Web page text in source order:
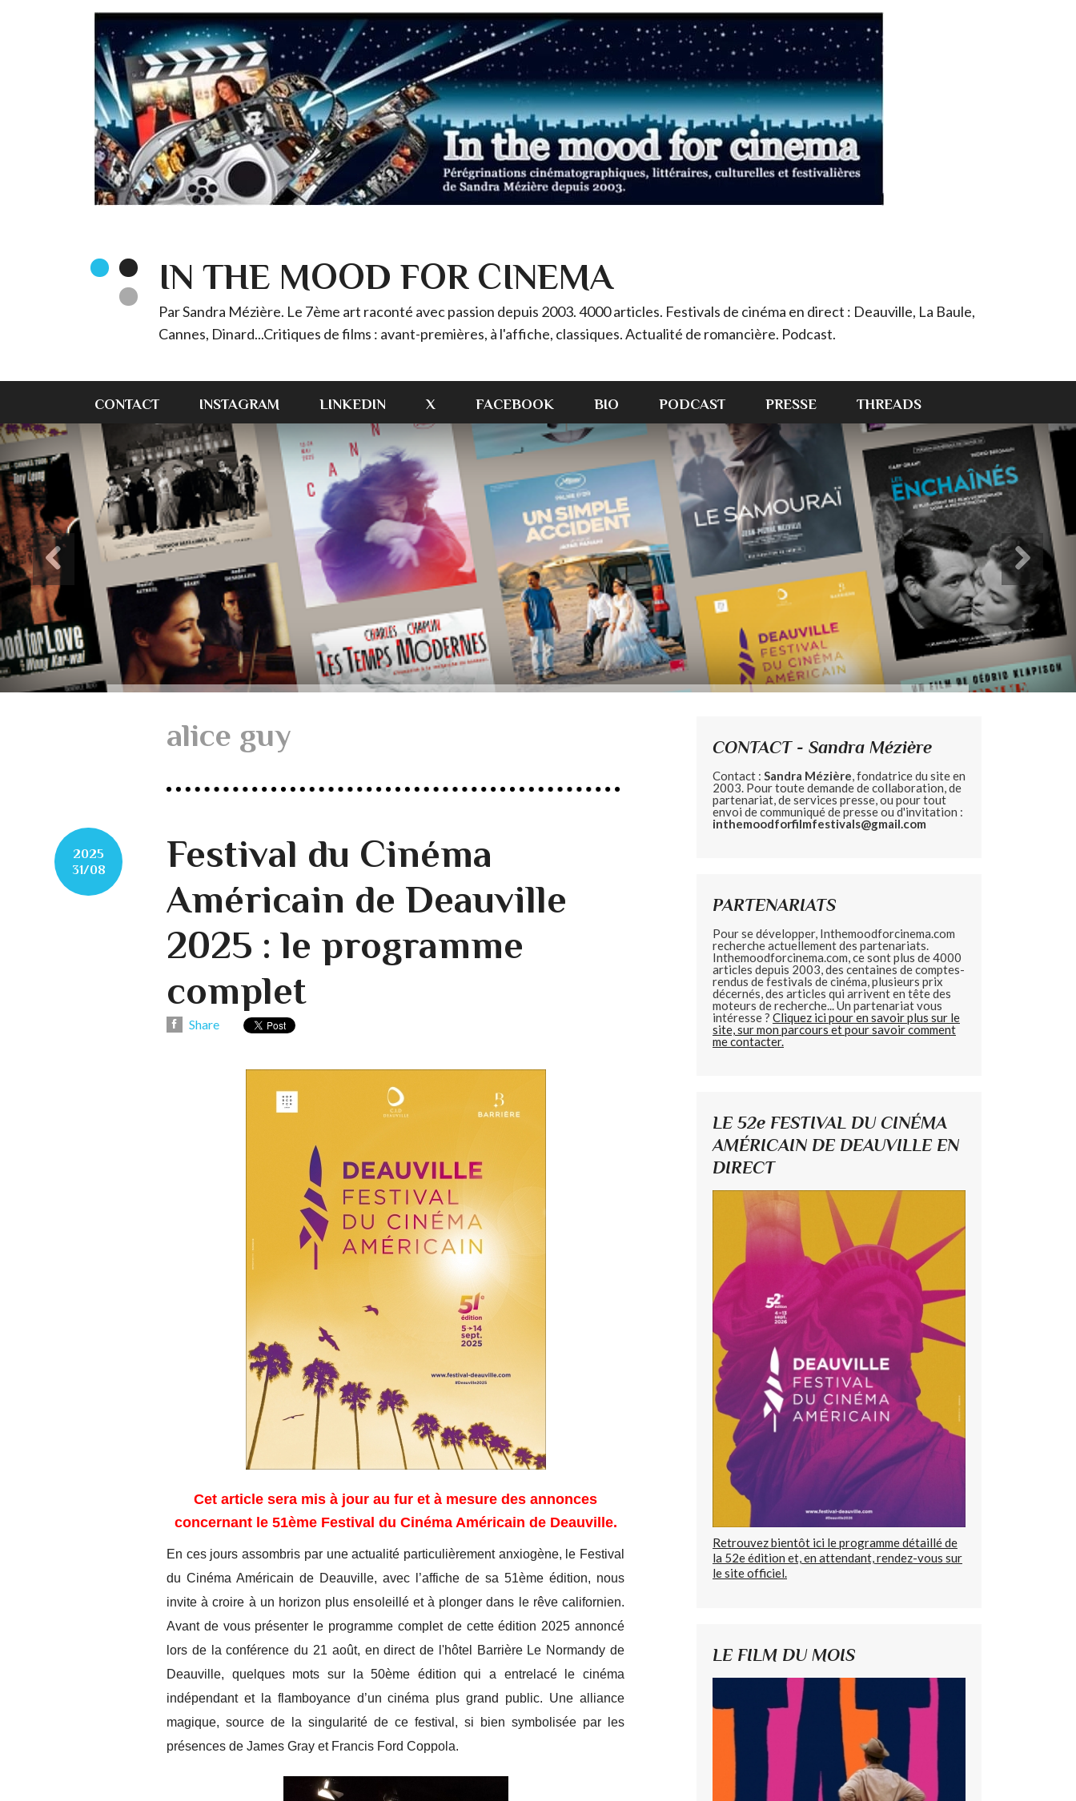
IN THE MOOD FOR CINEMA
Par Sandra Mézière. Le 7ème art raconté avec passion depuis 2003. 4000 articles. Festivals de cinéma en direct : Deauville, La Baule,
Cannes, Dinard...Critiques de films : avant-premières, à l'affiche, classiques. Actualité de romancière. Podcast.
CONTACT INSTAGRAM LINKEDIN X FACEBOOK BIO PODCAST PRESSE THREADS
alice guy
2025
31/08
Festival du Cinéma
Américain de Deauville
2025 : le programme
complet
Share
Cet article sera mis à jour au fur et à mesure des annonces
concernant le 51ème Festival du Cinéma Américain de Deauville.
En ces jours assombris par une actualité particulièrement anxiogène, le Festival
du Cinéma Américain de Deauville, avec l’affiche de sa 51ème édition, nous
invite à croire à un horizon plus ensoleillé et à plonger dans le rêve californien.
Avant de vous présenter le programme complet de cette édition 2025 annoncé
lors de la conférence du 21 août, en direct de l'hôtel Barrière Le Normandy de
Deauville, quelques mots sur la 50ème édition qui a entrelacé le cinéma
indépendant et la flamboyance d’un cinéma plus grand public. Une alliance
magique, source de la singularité de ce festival, si bien symbolisée par les
présences de James Gray et Francis Ford Coppola.
CONTACT - Sandra Mézière
Contact : Sandra Mézière, fondatrice du site en
2003. Pour toute demande de collaboration, de
partenariat, de services presse, ou pour tout
envoi de communiqué de presse ou d'invitation :
inthemoodforfilmfestivals@gmail.com
PARTENARIATS
Pour se développer, Inthemoodforcinema.com
recherche actuellement des partenariats.
Inthemoodforcinema.com, ce sont plus de 4000
articles depuis 2003, des centaines de comptes-
rendus de festivals de cinéma, plusieurs prix
décernés, des articles qui arrivent en tête des
moteurs de recherche... Un partenariat vous
intéresse ? Cliquez ici pour en savoir plus sur le
site, sur mon parcours et pour savoir comment
me contacter.
LE 52e FESTIVAL DU CINÉMA
AMÉRICAIN DE DEAUVILLE EN
DIRECT
Retrouvez bientôt ici le programme détaillé de
la 52e édition et, en attendant, rendez-vous sur
le site officiel.
LE FILM DU MOIS